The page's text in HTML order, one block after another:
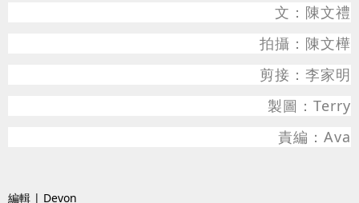
文：陳文禮
拍攝：陳文樺
剪接：李家明
製圖：Terry
責編：Ava
編輯 | Devon